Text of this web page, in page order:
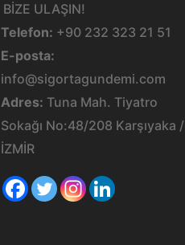
BİZE ULAŞIN!
Telefon: +90 232 323 21 51
E-posta:
info@sigortagundemi.com
Adres: Tuna Mah. Tiyatro
Sokağı No:48/208 Karşıyaka /
İZMİR